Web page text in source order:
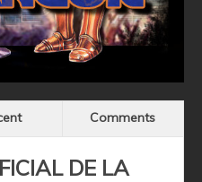
Comments
DE LA